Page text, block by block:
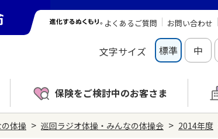
よくあるご質問 お問い合わせ
文字サイズ 標準 中
保険をご検討中のお客さま
体操 > 巡回ラジオ体操・みんなの体操会 > 2014年度